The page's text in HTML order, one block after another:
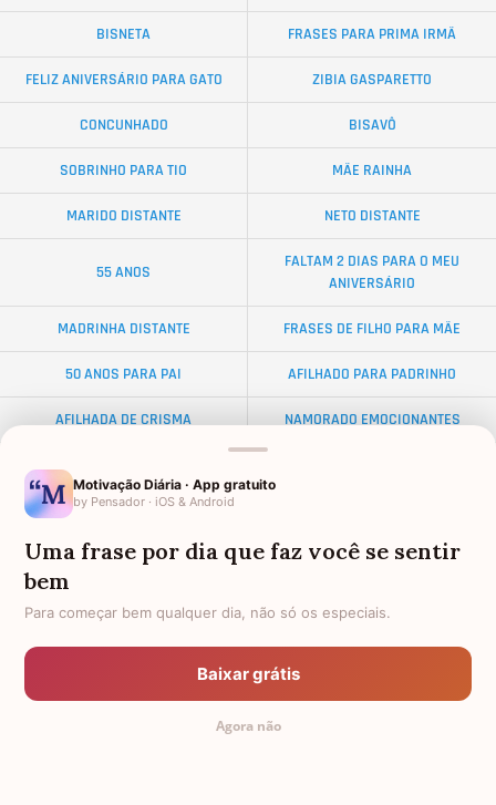
BISNETA FRASES PARA PRIMA IRMÃ
FELIZ ANIVERSÁRIO PARA GATO ZIBIA GASPARETTO
CONCUNHADO BISAVÔ
SOBRINHO PARA TIO MÃE RAINHA
MARIDO DISTANTE NETO DISTANTE
55 ANOS
FALTAM 2 DIAS PARA O MEU
ANIVERSÁRIO
MADRINHA DISTANTE FRASES DE FILHO PARA MÃE
50 ANOS PARA PAI AFILHADO PARA PADRINHO
AFILHADA DE CRISMA NAMORADO EMOCIONANTES
EX-SOGRO
AFILHADO PARA MADRINHA AMIGO OLORIDO
34 ANOS DISTÂNCIA
Motivação Diária · App gratuito
by Pensador · iOS & Android
Uma frase por dia que faz você se sentir
bem
Para começar bem qualquer dia, não só os especiais.
Baixar grátis
Agora não